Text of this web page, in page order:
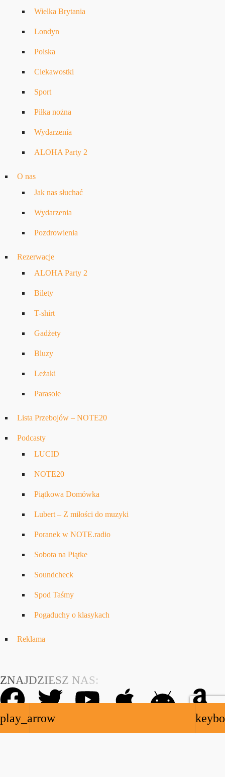
play_arrow
Wielka Brytania
Londyn
Polska
Ciekawostki
Sport
Piłka nożna
Wydarzenia
ALOHA Party 2
O nas
Jak nas słuchać
Wydarzenia
Pozdrowienia
Rezerwacje
ALOHA Party 2
Bilety
T-shirt
Gadżety
Bluzy
Leżaki
Parasole
Lista Przebojów – NOTE20
Podcasty
LUCID
NOTE20
Piątkowa Domówka
Lubert – Z miłości do muzyki
Poranek w NOTE.radio
Sobota na Piątke
Soundcheck
Spod Taśmy
Pogaduchy o klasykach
Reklama
ZNAJDZIESZ NAS:
Copyrights © 2023-2026 NOTE.radio LTD. All rights reserved.